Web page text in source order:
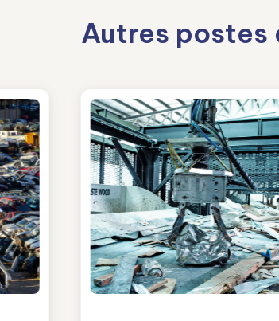
Autres postes